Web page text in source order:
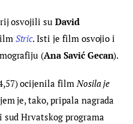
osvojili su David
Stric. Isti je film osvojio i
(Ana Savić Gecan).
ocijenila film Nosila je
je, tako, pripala nagrada
Hrvatskog programa